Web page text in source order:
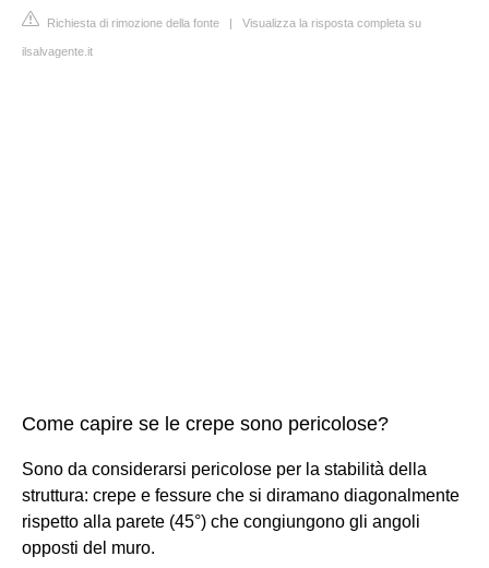
Richiesta di rimozione della fonte | Visualizza la risposta completa su
ilsalvagente.it
Come capire se le crepe sono pericolose?
Sono da considerarsi pericolose per la stabilità della
struttura: crepe e fessure che si diramano diagonalmente
rispetto alla parete (45°) che congiungono gli angoli
opposti del muro.